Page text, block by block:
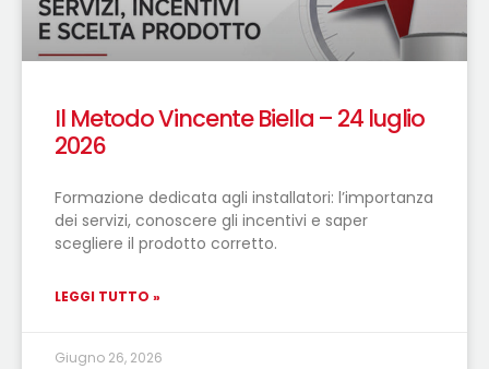
Il Metodo Vincente Biella – 24 luglio
2026
Formazione dedicata agli installatori: l’importanza
dei servizi, conoscere gli incentivi e saper
scegliere il prodotto corretto.
LEGGI TUTTO »
Giugno 26, 2026